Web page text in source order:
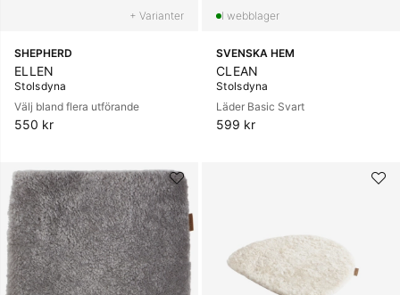
+ Varianter
SHEPHERD
ELLEN
Stolsdyna
Välj bland flera utförande
550 kr
SVENSKA HEM
CLEAN
Stolsdyna
Läder Basic Svart
599 kr